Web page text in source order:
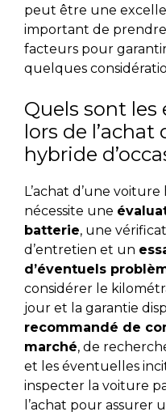
peut être une
important de
facteurs pour
quelques
Quels sont les
lors de l’achat
hybride
L’achat d’une
nécessite une
batterie, une
d’entretien et un
d’éventuels
considérer le
jour et la garantie
recommandé de
marché, de
et les éventuelles
inspecter la voiture
l’achat pour assurer